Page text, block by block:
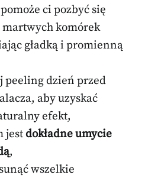
ci pozbyć się
komórek
gładką i promienną
peeling dzień przed
aby uzyskać
efekt,
jestdokładne umycie
,
wszelkie